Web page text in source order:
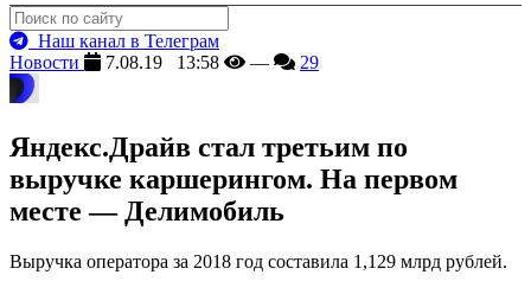
Наш канал в Телеграм
Новости
7.08.19 13:58 — 29
Яндекс.Драйв стал третьим по
выручке каршерингом. На первом
месте — Делимобиль
Выручка оператора за 2018 год составила 1,129 млрд рублей.